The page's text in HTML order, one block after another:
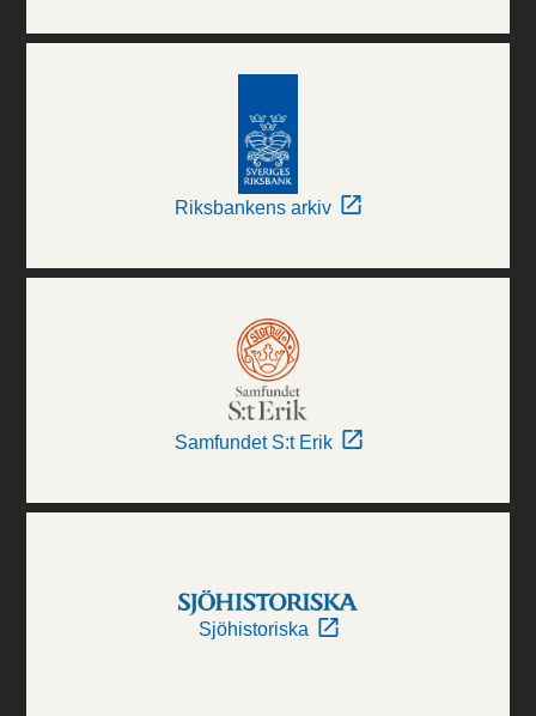
Riksbankens arkiv
Samfundet S:t Erik
Sjöhistoriska